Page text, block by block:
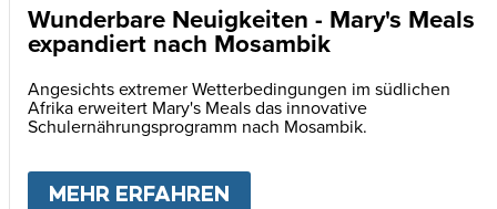
Wunderbare Neuigkeiten - Mary's Meals
expandiert nach Mosambik
Angesichts extremer Wetterbedingungen im südlichen
Afrika erweitert Mary's Meals das innovative
Schulernährungsprogramm nach Mosambik.
MEHR ERFAHREN